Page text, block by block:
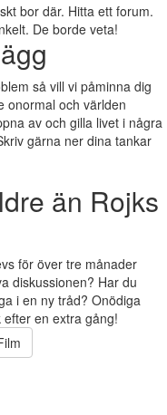
bor där. Hitta ett forum.
De borde veta!
så vill vi påminna dig
onormal och världen
av och gilla livet i några
gärna ner dina tankar
än Rojks
för över tre månader
diskussionen? Har du
i en ny tråd? Onödiga
en extra gång!